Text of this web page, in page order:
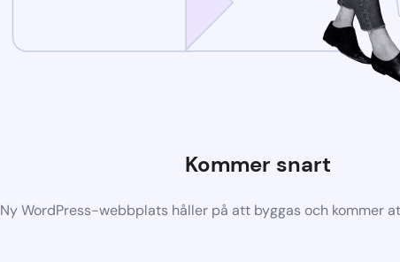
Kommer snart
Ny WordPress-webbplats håller på att byggas och kommer